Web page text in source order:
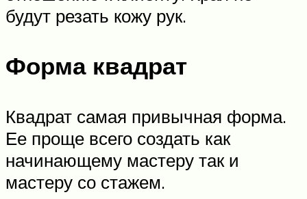
будут резать кожу рук.
Форма квадрат
Квадрат самая привычная форма.
Ее проще всего создать как
начинающему мастеру так и
мастеру со стажем.